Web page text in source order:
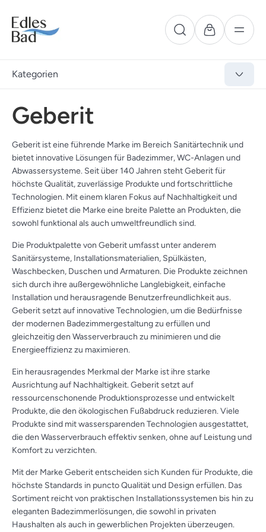
Kategorien
Geberit
Geberit ist eine führende Marke im Bereich Sanitärtechnik und
bietet innovative Lösungen für Badezimmer, WC-Anlagen und
Abwassersysteme. Seit über 140 Jahren steht Geberit für
höchste Qualität, zuverlässige Produkte und fortschrittliche
Technologien. Mit einem klaren Fokus auf Nachhaltigkeit und
Effizienz bietet die Marke eine breite Palette an Produkten, die
sowohl funktional als auch umweltfreundlich sind.
Die Produktpalette von Geberit umfasst unter anderem
Sanitärsysteme, Installationsmaterialien, Spülkästen,
Waschbecken, Duschen und Armaturen. Die Produkte zeichnen
sich durch ihre außergewöhnliche Langlebigkeit, einfache
Installation und herausragende Benutzerfreundlichkeit aus.
Geberit setzt auf innovative Technologien, um die Bedürfnisse
der modernen Badezimmergestaltung zu erfüllen und
gleichzeitig den Wasserverbrauch zu minimieren und die
Energieeffizienz zu maximieren.
Ein herausragendes Merkmal der Marke ist ihre starke
Ausrichtung auf Nachhaltigkeit. Geberit setzt auf
ressourcenschonende Produktionsprozesse und entwickelt
Produkte, die den ökologischen Fußabdruck reduzieren. Viele
Produkte sind mit wassersparenden Technologien ausgestattet,
die den Wasserverbrauch effektiv senken, ohne auf Leistung und
Komfort zu verzichten.
Mit der Marke Geberit entscheiden sich Kunden für Produkte, die
höchste Standards in puncto Qualität und Design erfüllen. Das
Sortiment reicht von praktischen Installationssystemen bis hin zu
eleganten Badezimmerlösungen, die sowohl in privaten
Haushalten als auch in gewerblichen Projekten überzeugen.